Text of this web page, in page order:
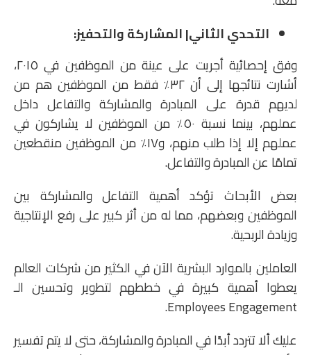
التحدي الثاني| المشاركة والتحفيز:
وفق إحصائية أجريت على عينة من الموظفين في ٢٠١٥،
أشارت نتائجها إلى أن ٣٢٪‏ فقط من الموظفين هم من
لديهم قدرة على المبادرة والمشاركة والتفاعل داخل
عملهم، بينما نسبة ٥٠٪‏ من الموظفين لا يشاركون في
عملهم إلا إذا طلب منهم، و١٧٪‏ من الموظفين منقطعين
تمامًا عن المبادرة والتفاعل.
بعض الأبحاث تؤكد أهمية التفاعل والمشاركة بين
الموظفين وبعضهم، مما له من أثر كبير على رفع الإنتاجية
وزيادة الربحية.
العاملين بالموارد البشرية الآن في الكثير من شركات العالم
يعطوا أهمية كبيرة في خططهم لتطوير وتحسين الـ
Employees Engagement.
عليك ألا تتردد أبدًا في المبادرة والمشاركة، حتى لا يتم تفسير